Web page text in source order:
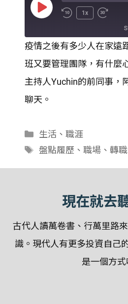
Play
1x
RSS FEED
SHARE
LINK
EMBED
疫情之後有多少人在家遠
班又要管理團隊，有什麼
主持人Yuchin的前同事，
聊天。
分
類
生活 、 職涯
標
盤點履歷 、 職場、 轉職
現在就去
古代人讀萬卷書、行萬里路
識。現代人有更多投資自己
是一個方式